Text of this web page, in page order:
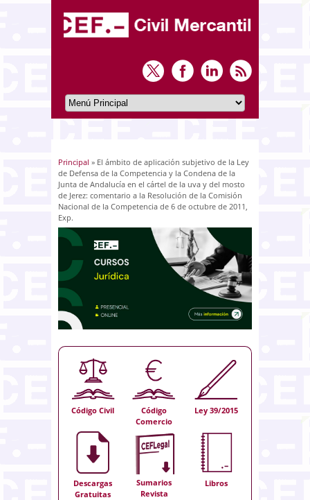
Usted está aquí
Principal » El ámbito de aplicación subjetivo de la Ley
de Defensa de la Competencia y la Condena de la
Junta de Andalucía en el cártel de la uva y del mosto
de Jerez: comentario a la Resolución de la Comisión
Nacional de la Competencia de 6 de octubre de 2011,
Exp.
Código Civil
Código
Comercio
Ley 39/2015
Descargas
Gratuitas
Sumarios
Revista
Libros